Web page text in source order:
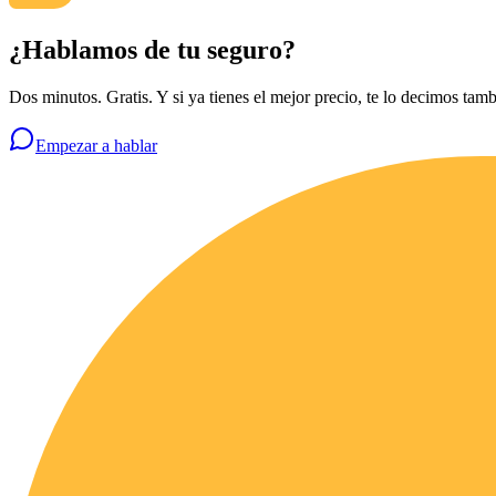
¿Hablamos de tu seguro?
Dos minutos. Gratis. Y si ya tienes el mejor precio, te lo decimos
Empezar a hablar